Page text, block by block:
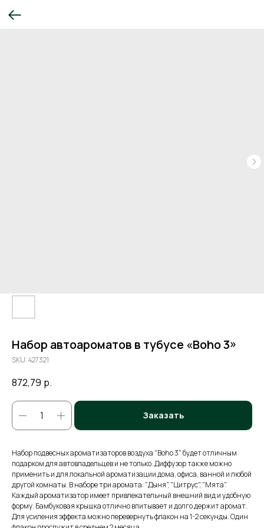
Набор автоароматов в тубусе «Boho 3»
SKU:427321
872,79 р.
Заказать
Набор подвесных ароматизаторов воздуха "Boho 3" будет отличным
подарком для автовладельцев и не только. Диффузор также можно
применить и для локальной ароматизации дома, офиса, ванной и любой
другой комнаты. В наборе три аромата: "Дыня", "Цитрус", "Мята".
Каждый ароматизатор имеет привлекательный внешний вид и удобную
форму. Бамбуковая крышка отлично впитывает и долго держит аромат.
Для усиления эффекта можно перевернуть флакон на 1-2 секунды. Один